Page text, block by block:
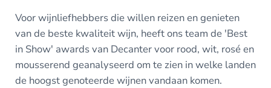
Voor wijnliefhebbers die willen reizen en genieten
van de beste kwaliteit wijn, heeft ons team de 'Best
in Show' awards van Decanter voor rood, wit, rosé en
mousserend geanalyseerd om te zien in welke landen
de hoogst genoteerde wijnen vandaan komen.